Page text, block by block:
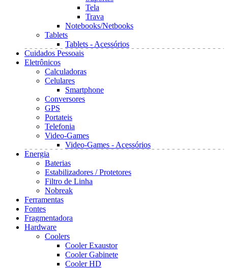
Tela
Trava
Notebooks/Netbooks
Tablets
Tablets - Acessórios
Cuidados Pessoais
Eletrônicos
Calculadoras
Celulares
Smartphone
Conversores
GPS
Portateis
Telefonia
Video-Games
Video-Games - Acessórios
Energia
Baterias
Estabilizadores / Protetores
Filtro de Linha
Nobreak
Ferramentas
Fontes
Fragmentadora
Hardware
Coolers
Cooler Exaustor
Cooler Gabinete
Cooler HD